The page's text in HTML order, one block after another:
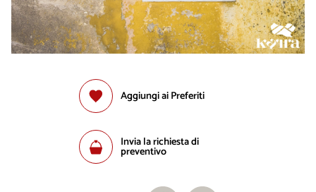
Aggiungi ai Preferiti
Invia la richiesta di
preventivo